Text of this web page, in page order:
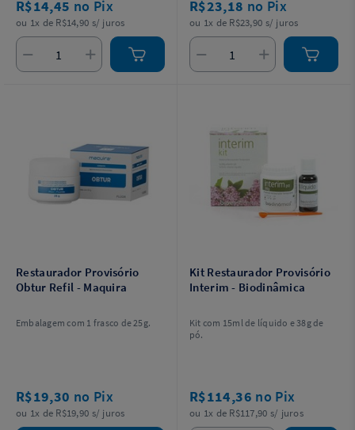
R$14,45 no Pix
ou 1x de R$14,90 s/ juros
R$23,18 no Pix
ou 1x de R$23,90 s/ juros
Restaurador Provisório
Obtur Refil - Maquira
Embalagem com 1 frasco de 25g.
R$19,30 no Pix
ou 1x de R$19,90 s/ juros
Kit Restaurador Provisório
Interim - Biodinâmica
Kit com 15ml de líquido e 38g de
pó.
R$114,36 no Pix
ou 1x de R$117,90 s/ juros